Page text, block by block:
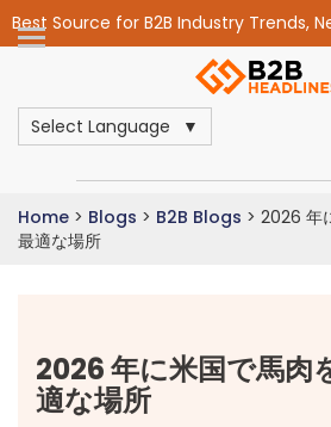
Best Source for B2B Industry Trends,
Select Language
Home > Blogs > B2B Blogs > 2026 年
最適な場所
2026 年に米国で馬肉
適な場所